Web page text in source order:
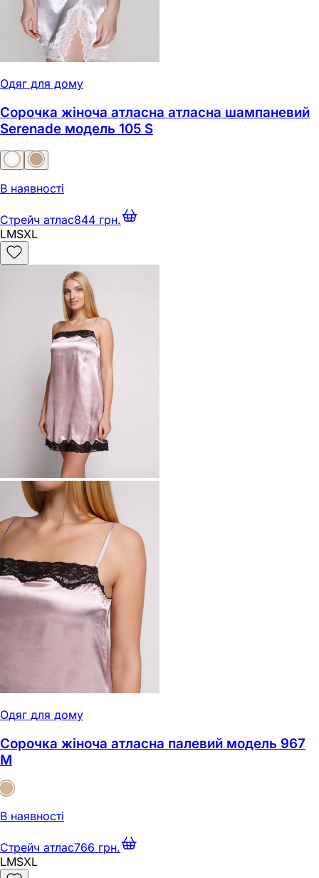
Одяг для дому
Сорочка жіноча атласна атласна шампаневий
Serenadе модель 105 S
В наявності
Стрейч атлас844 грн.
LMSXL
Одяг для дому
Сорочка жіноча атласна палевий модель 967
M
В наявності
Стрейч атлас766 грн.
LMSXL